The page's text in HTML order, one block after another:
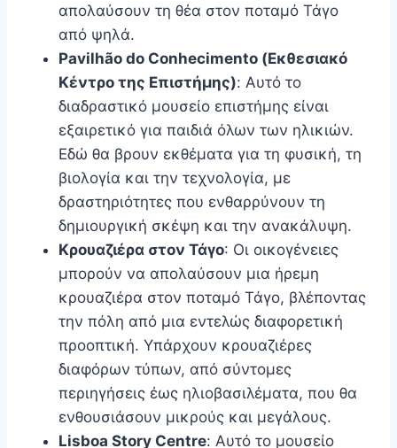
απολαύσουν τη θέα στον ποταμό Τάγο
από ψηλά.
Pavilhão do Conhecimento (Εκθεσιακό
Κέντρο της Επιστήμης): Αυτό το
διαδραστικό μουσείο επιστήμης είναι
εξαιρετικό για παιδιά όλων των ηλικιών.
Εδώ θα βρουν εκθέματα για τη φυσική, τη
βιολογία και την τεχνολογία, με
δραστηριότητες που ενθαρρύνουν τη
δημιουργική σκέψη και την ανακάλυψη.
Κρουαζιέρα στον Τάγο: Οι οικογένειες
μπορούν να απολαύσουν μια ήρεμη
κρουαζιέρα στον ποταμό Τάγο, βλέποντας
την πόλη από μια εντελώς διαφορετική
προοπτική. Υπάρχουν κρουαζιέρες
διαφόρων τύπων, από σύντομες
περιηγήσεις έως ηλιοβασιλέματα, που θα
ενθουσιάσουν μικρούς και μεγάλους.
Lisboa Story Centre: Αυτό το μουσείο